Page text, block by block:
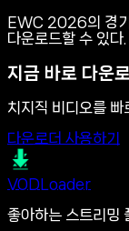
EWC 2026의 경기
다운로드할 수 있다.
지금 바로 다운
치지직 비디오를 빠
다운로더 사용하기
VOD Loader
좋아하는 스트리밍